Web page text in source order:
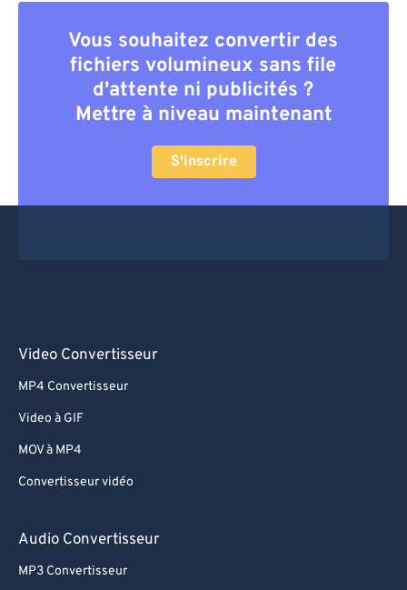
Vous souhaitez convertir des
fichiers volumineux sans file
d'attente ni publicités ?
Mettre à niveau maintenant
S'inscrire
Video Convertisseur
MP4 Convertisseur
Video à GIF
MOV à MP4
Convertisseur vidéo
Audio Convertisseur
MP3 Convertisseur